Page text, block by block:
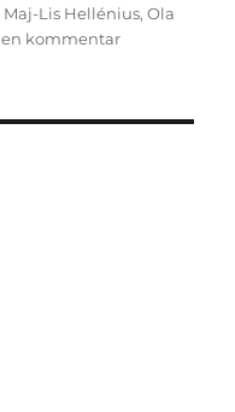
Maj-Lis Hellénius,Ola
kommentartill